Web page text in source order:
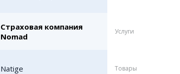
Страховая компания
Nomad
Услуги
Natige Товары